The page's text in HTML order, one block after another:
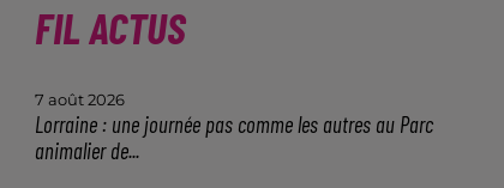
FIL ACTUS
7 août 2026
Lorraine : une journée pas comme les autres au Parc
animalier de...